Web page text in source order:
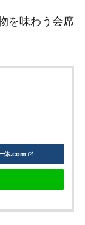
を味わう会席
休.com